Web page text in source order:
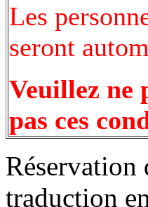
Les
seront
Veuillez ne
pas ces
Réservation
traduction